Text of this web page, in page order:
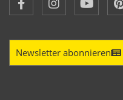
Newsletter abonnieren